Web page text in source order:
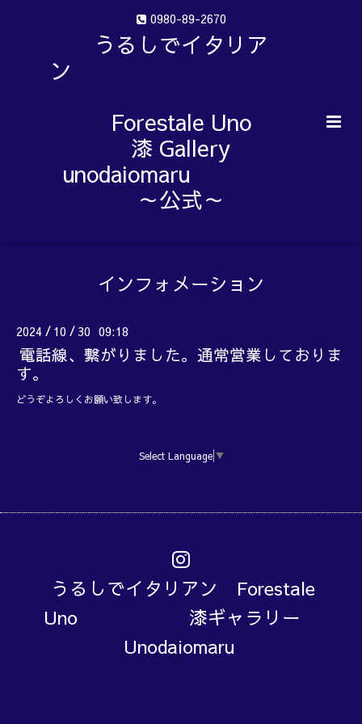
0980-89-2670
うるしでイタリア
ン
Forestale Uno
漆 Gallery
unodaiomaru
～公式～
インフォメーション
2024 / 10 /30 09:18
電話線、繋がりました。通常営業しておりま
す。
どうぞよろしくお願い致します。
Select Language ▼
うるしでイタリアン Forestale
Uno 漆ギャラリー
Unodaiomaru